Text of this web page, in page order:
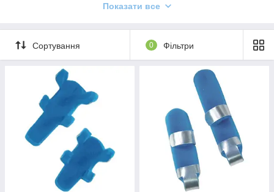
(Бандажі) для спини (поперек) ), Бандажі на
(Бандаж на коліно), Бандажі на гомілковостопний
суглоб, Вальгусні бандажі, Післяопераційне взуття,
Маски для обличчя.
Швидка доставка ✔ Доступні ціни ✔ Широкий
асортимент ✔ Акції та знижки ✔ Відгуки покупців ✔
Понад 7 років на ринку ✔ Оплата при отриманні ✔
Замовити онлайн ➠
medteh-ua.com
Показати все
Сортування 0 Фільтри